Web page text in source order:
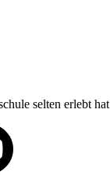
selten erlebt hat